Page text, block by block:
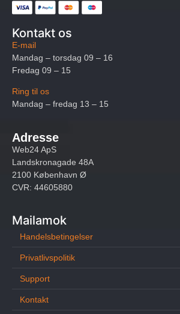
Kontakt os
E-mail
Mandag – torsdag 09 – 16
Fredag 09 – 15
Ring til os
Mandag – fredag 13 – 15
Adresse
Web24 ApS
Landskronagade 48A
2100 København Ø
CVR: 44605880
Mailamok
Handelsbetingelser
Privatlivspolitik
Support
Kontakt